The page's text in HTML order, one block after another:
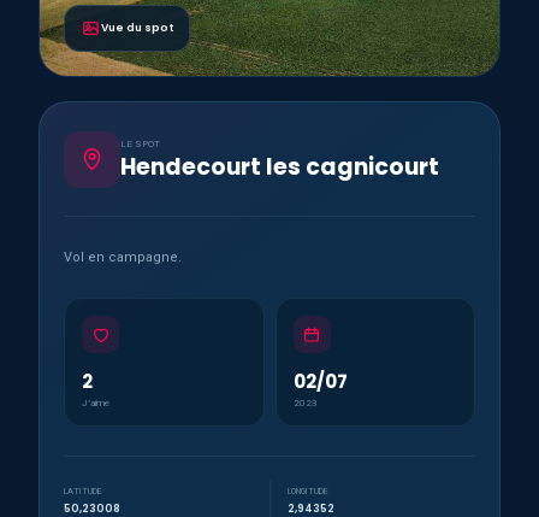
Vue du spot
LE SPOT
Hendecourt les cagnicourt
Vol en campagne.
2
J’aime
02/07
2023
LATITUDE
50,23008
LONGITUDE
2,94352